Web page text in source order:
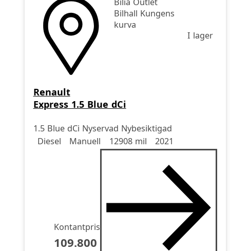
Bilhall Kungens
kurva
I lager
Renault
Express 1.5 Blue dCi
1.5 Blue dCi Nyservad Nybesiktigad
Drivmedel
Diesel
DrivmedelManuell
Miltal 12908 mil
årsmodell 2021
Kontantpris
109.800